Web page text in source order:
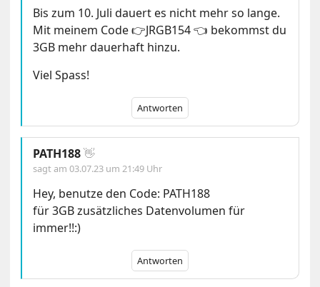
Bis zum 10. Juli dauert es nicht mehr so lange.
Mit meinem Code 👉JRGB154 👈 bekommst du
3GB mehr dauerhaft hinzu.
Viel Spass!
Antworten
PATH188👋
sagt am03.07.23 um 21:49 Uhr
Hey, benutze den Code: PATH188
für 3GB zusätzliches Datenvolumen für
immer!!:)
Antworten